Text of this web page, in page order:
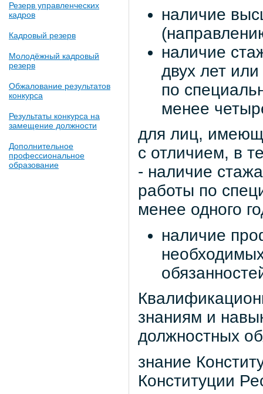
Резерв управленческих
кадров
Кадровый резерв
Молодёжный кадровый
резерв
Обжалование результатов
конкурса
Результаты конкурса на
замещение должности
Дополнительное
профессиональное
образование
наличие
наличие
двух лет
по
менее
для лиц,
с отличием, в
- наличие
работы по
менее одного
наличие
знаниям и
должностных
знание
Конституции